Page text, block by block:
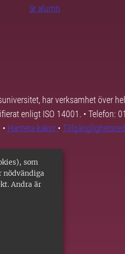
som
nödvändiga
Andra är
är alumn
har verksamhet över
enligt ISO 14001. • Telefon:
• Hantera kakor •